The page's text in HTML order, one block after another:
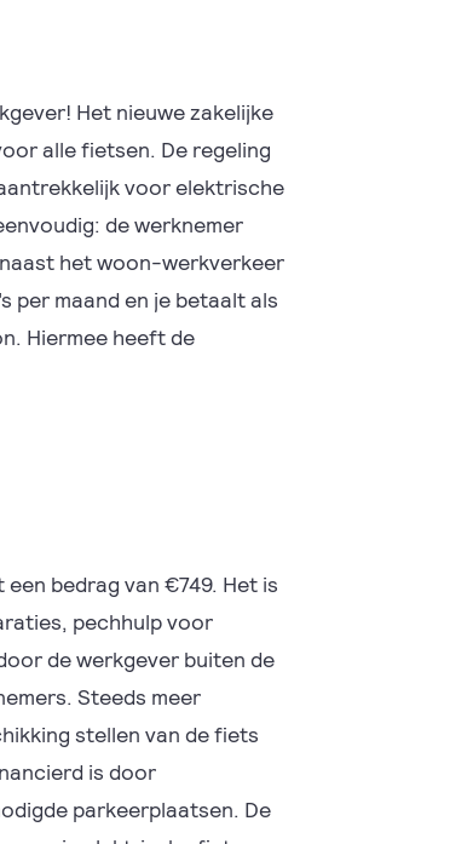
Het nieuwe zakelijke
alle fietsen. De regeling
voor elektrische
de werknemer
het woon-werkverkeer
per maand en je betaalt als
Hiermee heeft de
bedrag van €749. Het is
pechhulp voor
de werkgever buiten de
Steeds meer
stellen van de fiets
is door
parkeerplaatsen. De